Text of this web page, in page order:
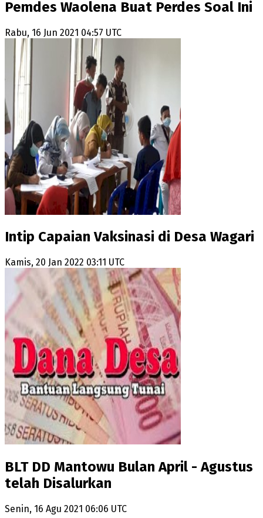
Pemdes Waolena Buat Perdes Soal Ini
Rabu, 16 Jun 2021 04:57 UTC
Intip Capaian Vaksinasi di Desa Wagari
Kamis, 20 Jan 2022 03:11 UTC
BLT DD Mantowu Bulan April - Agustus
telah Disalurkan
Senin, 16 Agu 2021 06:06 UTC